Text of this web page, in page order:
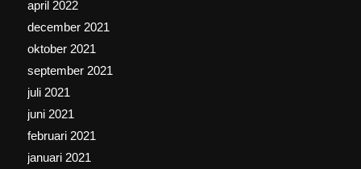
april 2022
december 2021
oktober 2021
september 2021
juli 2021
juni 2021
februari 2021
januari 2021